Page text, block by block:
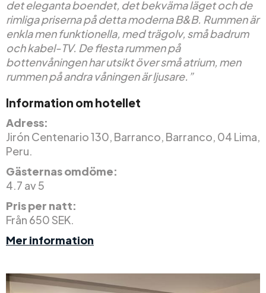
det eleganta boendet, det bekväma läget och de
rimliga priserna på detta moderna B&B. Rummen är
enkla men funktionella, med trägolv, små badrum
och kabel-TV. De flesta rummen på
bottenvåningen har utsikt över små atrium, men
rummen på andra våningen är ljusare.”
Information om hotellet
Adress:
Jirón Centenario 130, Barranco, Barranco, 04 Lima,
Peru.
Gästernas omdöme:
4.7 av 5
Pris per natt:
Från 650 SEK.
Mer information